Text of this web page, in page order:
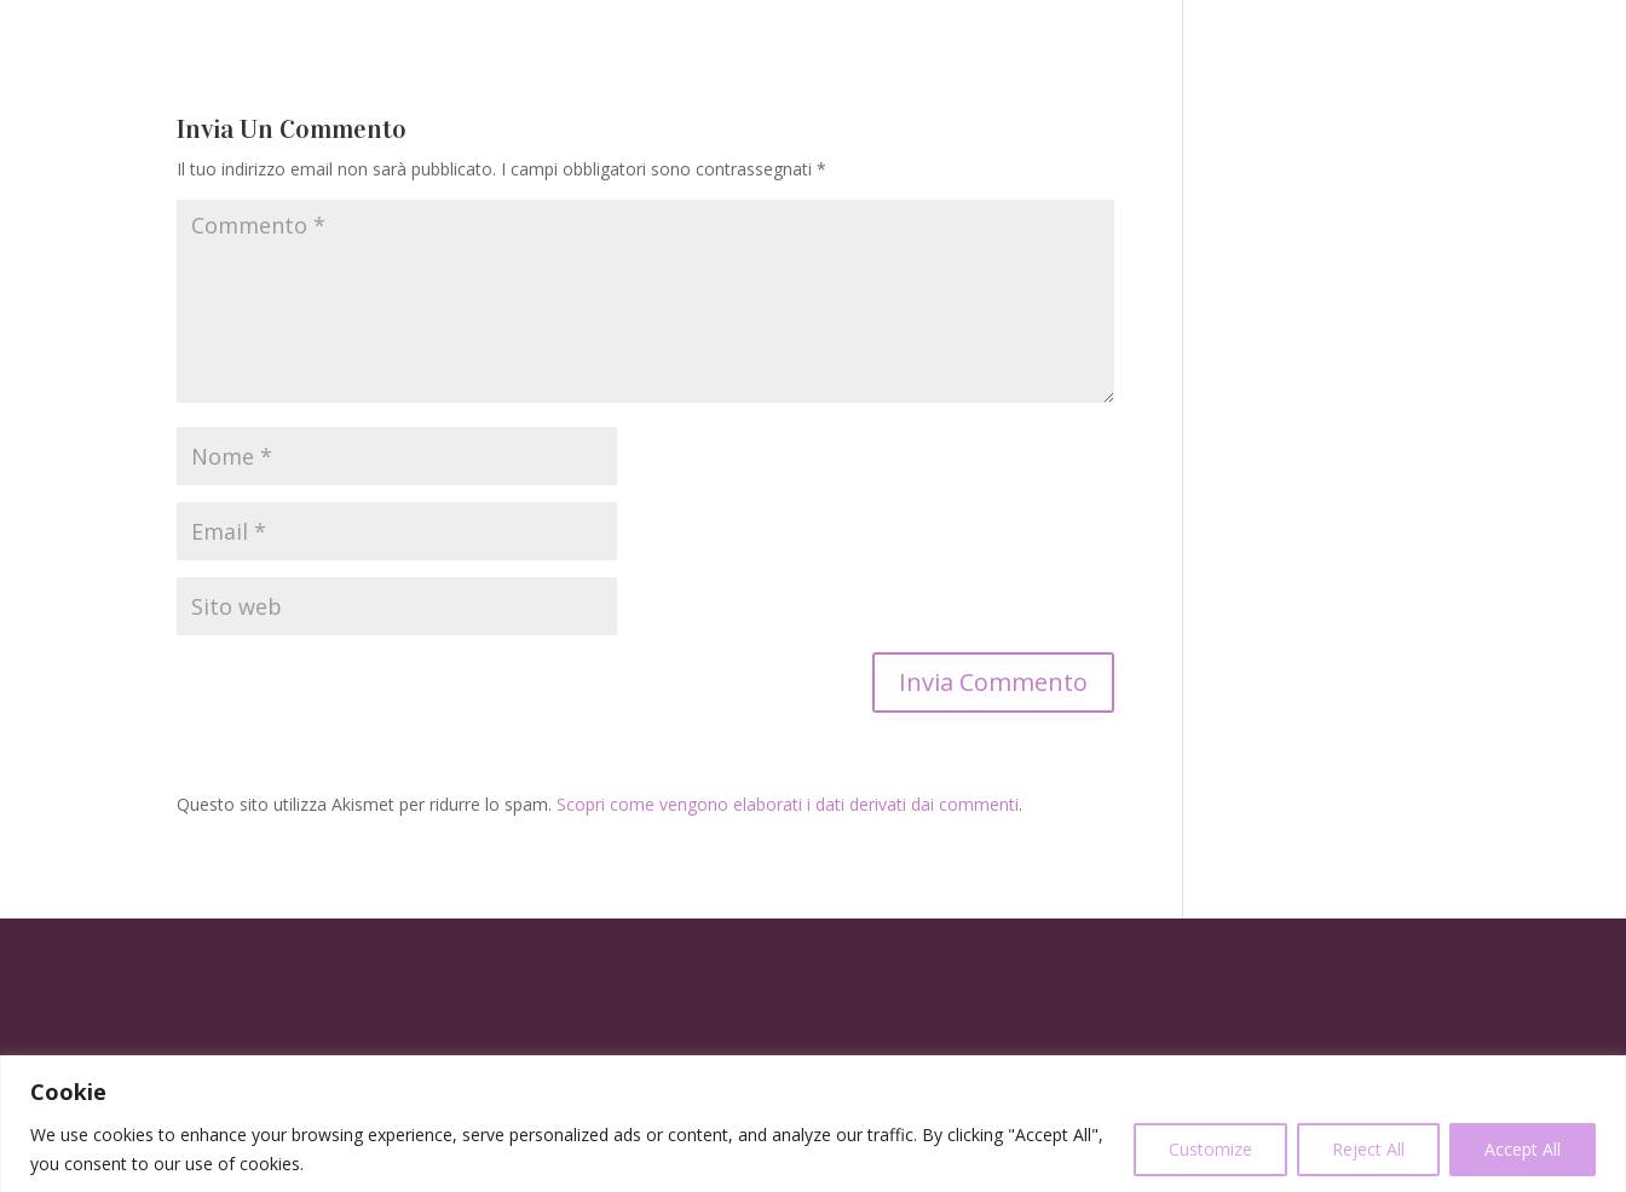
Cookie
We use cookies to enhance your browsing experience, serve personalized ads or content, and analyze our traffic. By clicking "Accept All",
you consent to our use of cookies.
Customize Reject All Accept All
Invia Un Commento
Il tuo indirizzo email non sarà pubblicato. I campi obbligatori sono contrassegnati *
Questo sito utilizza Akismet per ridurre lo spam. Scopri come vengono elaborati i dati derivati dai commenti.
Progettato da Elegrafica ©2025 - P.IVA 05552300963